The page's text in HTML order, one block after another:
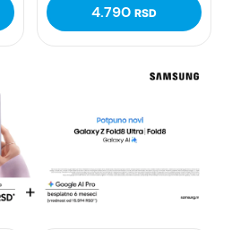
4.790 RSD